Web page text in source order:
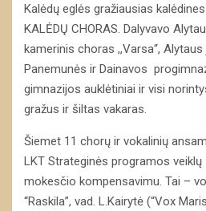
Kalėdų eglės gražiausias
KALĖDŲ CHORAS. Dalyvavo
kamerinis choras ,,Varsa“,
Panemunės ir Dainavos
gimnazijos auklėtiniai ir visi
gražus ir šiltas vakaras.
Šiemet 11 chorų ir vokalinių
LKT Strateginės programos
mokesčio kompensavimu. Tai –
“Raskila”, vad. L.Kairytė (“Vox